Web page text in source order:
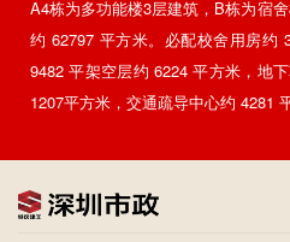
A4栋为多功能楼3层建筑，B栋为宿
约 62797 平方米。必配校舍用房约
9482 平架空层约 6224 平方米，地
1207平方米，交通疏导中心约 4281